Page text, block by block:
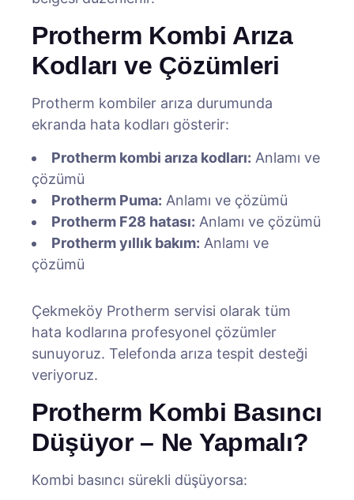
Protherm Kombi Arıza
Kodları ve Çözümleri
Protherm kombiler arıza durumunda
ekranda hata kodları gösterir:
Protherm kombi arıza kodları: Anlamı ve
çözümü
Protherm Puma: Anlamı ve çözümü
Protherm F28 hatası: Anlamı ve çözümü
Protherm yıllık bakım: Anlamı ve
çözümü
Çekmeköy Protherm servisi olarak tüm
hata kodlarına profesyonel çözümler
sunuyoruz. Telefonda arıza tespit desteği
veriyoruz.
Protherm Kombi Basıncı
Düşüyor – Ne Yapmalı?
Kombi basıncı sürekli düşüyorsa: